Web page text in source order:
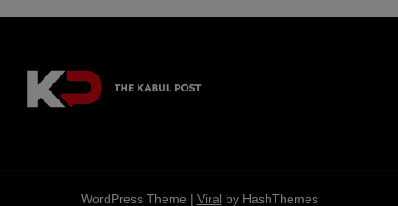
WordPress Theme | Viral by HashThemes